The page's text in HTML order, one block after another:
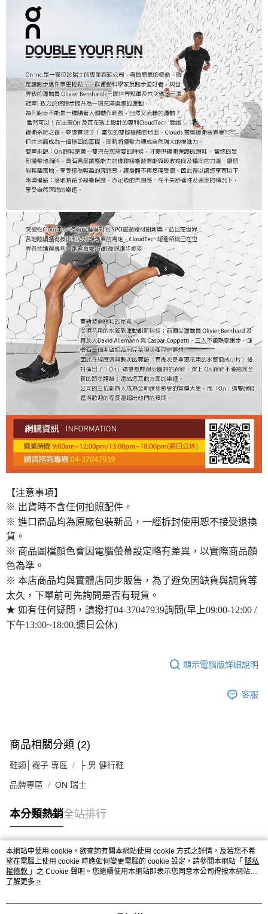
【注意事項】
※ 出貨時不含任何拍照配件。
※ 進口商品均為原廠包裝新品，一經拆封使用恕不接受退換
貨。
※ 商品圖檔顏色會因電腦螢幕設定略有差異，以實際商品顏
色為準。
※ 本店商品均與實體店同步販售，為了避免因缺貨與調貨等
太久，下單前可先詢問是否有現貨。
★ 如有任何疑問，請撥打04-37047939詢問(早上09:00-12:00 /
下午13:00~18:00,週日公休)
顯示電腦版詳細說明
客服
商品相關分類 (2)
鞋類│襪子 專區 ├ 男 健行鞋
品牌專區 ON 瑞士
本分類熱銷全站排行
熱門標籤
本網站中使用 cookie，欲查詢有關本網站使用 cookie 方式之詳情，及若您不希
望在電腦上使用 cookie 時應如何變更電腦的 cookie 設定，請參閱本網站「 隱私
權條款 」之 Cookie 聲明。您繼續使用本網站即表示您同意本公司得按本網站使
用條款之 Cookie 聲明使用 cookie。
了解更多 >